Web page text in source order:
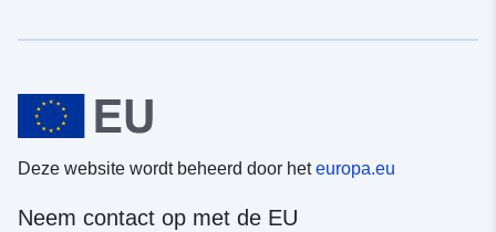
Deze website wordt beheerd door heteuropa.eu
Neem contact op met de EU